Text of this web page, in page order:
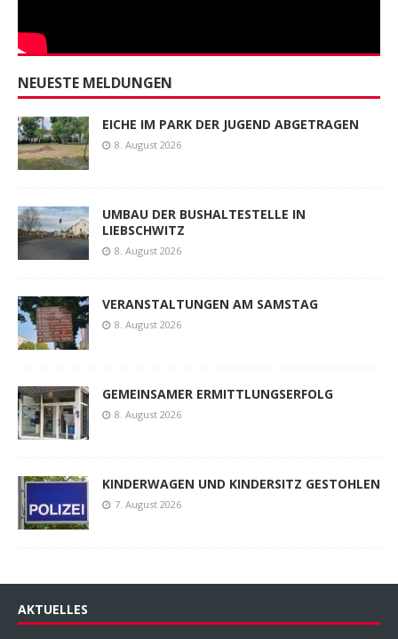
NEUESTE MELDUNGEN
EICHE IM PARK DER JUGEND ABGETRAGEN
8. August 2026
UMBAU DER BUSHALTESTELLE IN
LIEBSCHWITZ
8. August 2026
VERANSTALTUNGEN AM SAMSTAG
8. August 2026
GEMEINSAMER ERMITTLUNGSERFOLG
8. August 2026
KINDERWAGEN UND KINDERSITZ GESTOHLEN
7. August 2026
AKTUELLES